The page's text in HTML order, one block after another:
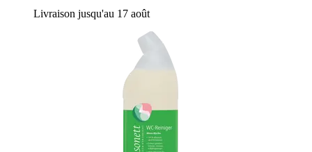
Livraison jusqu'au 17 août